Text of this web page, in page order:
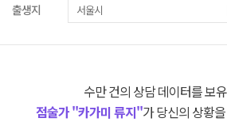
출생지
수만 건의 상담 데이터를 보
점술가 "카가미 류지"가 당신의 상황